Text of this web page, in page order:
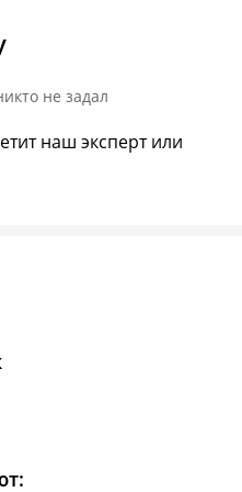
не задал
наш эксперт или